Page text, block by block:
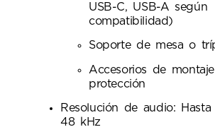
USB-C, USB-A según
compatibilidad)
Soporte de mesa o
Accesorios de
protección
Resolución de audio:
48 kHz